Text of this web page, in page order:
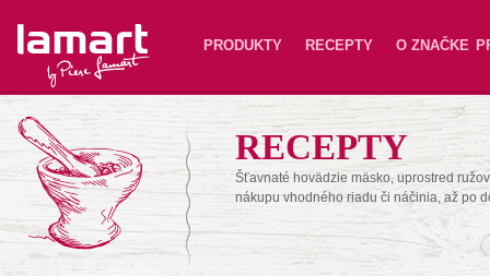
Lamart PRODUKTY RECEPTY O ZNAČKE
RECEPTY
Šťavnaté hovädzie mäsko, uprostred
nákupu vhodného riadu či náčinia, až po